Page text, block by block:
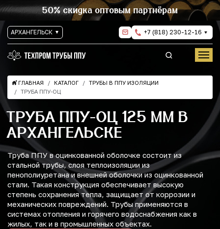
50% скидка оптовым партнёрам
АРХАНГЕЛЬСК +7 (818) 230-12-16
ГЛАВНАЯ КАТАЛОГ
ТРУБЫ В ППУ ИЗОЛЯЦИИ
ТРУБА ППУ-ОЦ
ТРУБА ППУ-ОЦ 125 ММ В
АРХАНГЕЛЬСКЕ
Труба ППУ в оцинкованной оболочке состоит из
стальной трубы, слоя теплоизоляции из
пенополиуретана и внешней оболочки из оцинкованной
стали. Такая конструкция обеспечивает высокую
степень сохранения тепла, защищает от коррозии и
механических повреждений. Трубы применяются в
системах отопления и горячего водоснабжения как в
жилых, так и в промышленных объектах.